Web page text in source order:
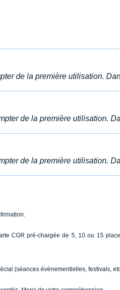
de la première utilisation.
de la première utilisation.
de la première utilisation.
CGR pré-chargée de 5, 10 ou 15
(séances évènementielles, festivals,